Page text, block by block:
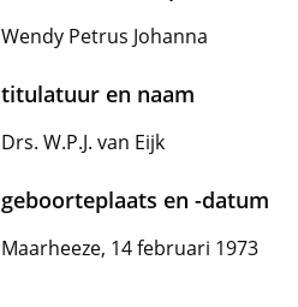
Wendy Petrus Johanna
titulatuur en naam
Drs. W.P.J. van Eijk
geboorteplaats en -datum
Maarheeze, 14 februari 1973